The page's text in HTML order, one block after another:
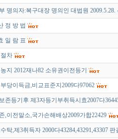
명의자:복구대장 명의인 대법원
정 방 법
일 람 표
차
지 2012재나82 소유권이전등기
당이득금,비교표준지2009다97062
존등기후 제3자등기부취득시효2007다
,이전말소,국가손해배상2009가합22429
탁,제3취득자 2000다43284,43291,43307